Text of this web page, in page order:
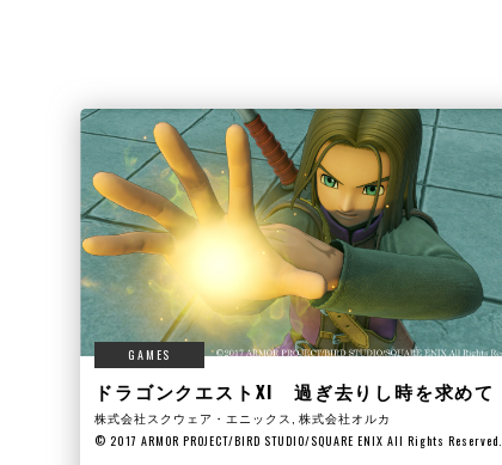
GAMES
ドラゴンクエストXI 過ぎ去りし時を求めて
株式会社スクウェア・エニックス, 株式会社オルカ
© 2017 ARMOR PROJECT/BIRD STUDIO/SQUARE ENIX All Rights Reserved.